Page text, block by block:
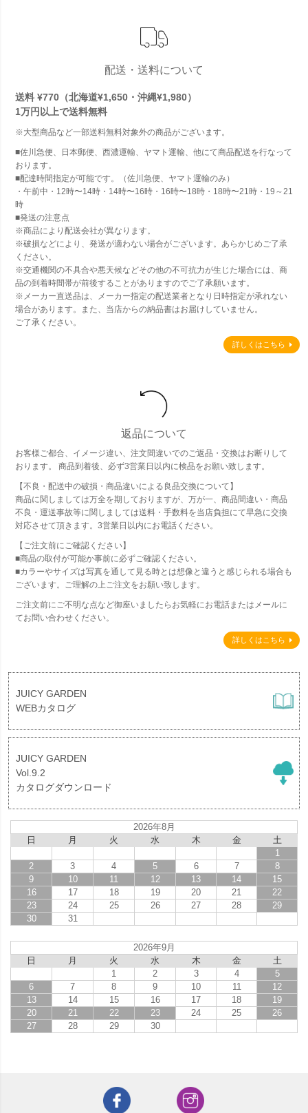
配送・送料について
送料 ¥770（北海道¥1,650・沖縄¥1,980）
1万円以上で送料無料
※大型商品など一部送料無料対象外の商品がございます。
■佐川急便、日本郵便、西濃運輸、ヤマト運輸、他にて商品配送を行なって
おります。
■配達時間指定が可能です。（佐川急便、ヤマト運輸のみ）
・午前中・12時〜14時・14時〜16時・16時〜18時・18時〜21時・19～21
時
■発送の注意点
※商品により配送会社が異なります。
※破損などにより、発送が適わない場合がございます。あらかじめご了承
ください。
※交通機関の不具合や悪天候などその他の不可抗力が生じた場合には、商
品の到着時間帯が前後することがありますのでご了承願います。
※メーカー直送品は、メーカー指定の配送業者となり日時指定が承れない
場合があります。また、当店からの納品書はお届けしていません。
ご了承ください。
詳しくはこちら
返品について
お客様ご都合、イメージ違い、注文間違いでのご返品・交換はお断りして
おります。 商品到着後、必ず3営業日以内に検品をお願い致します。
【不良・配送中の破損・商品違いによる良品交換について】
商品に関しましては万全を期しておりますが、万が一、商品間違い・商品
不良・運送事故等に関しましては送料・手数料を当店負担にて早急に交換
対応させて頂きます。3営業日以内にお電話ください。
【ご注文前にご確認ください】
■商品の取付が可能か事前に必ずご確認ください。
■カラーやサイズは写真を通して見る時とは想像と違うと感じられる場合も
ございます。ご理解の上ご注文をお願い致します。
ご注文前にご不明な点など御座いましたらお気軽にお電話またはメールに
てお問い合わせください。
詳しくはこちら
JUICY GARDEN
WEBカタログ
JUICY GARDEN
Vol.9.2
カタログダウンロード
2026年8月
日
月 火 水 木 金
土
1
2
3 4 5 6 7
8
9
10 11 12 13 14
15
16
17 18 19 20 21
22
23
24 25 26 27 28
29
30
31
2026年9月
日
月 火 水 木 金
土
1
2 3 4
5
6
7 8 9 10 11
12
13
14 15 16 17 18
19
20
21 22 23 24 25
26
27
28 29 30